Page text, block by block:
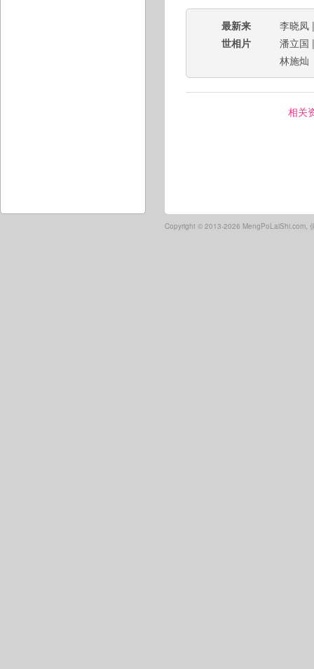
最新来
世相片
李晓凤
潘立国
林施灿
相关
Copyright © 2013-2026 MengPoLaiShi.com,